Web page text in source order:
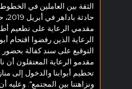
الثقة بين العاملين في الخطوط
حادثة
مقدمي الرعاية على تطعيم
الرعاية الذين رفضوا اقتحام
التوقيع على سند كفالة بحضور
مقدمو الرعاية المعتقلون أن
تحطيم أبوابنا والدخول إلى
ونزاهتنا بين المجتمع". وعليه أن